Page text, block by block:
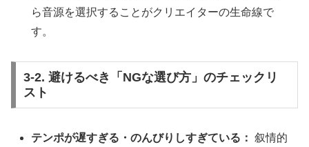
ら音源を選択することがクリエイターの生命線で
す。
3-2. 避けるべき「NGな選び方」のチェックリ
スト
テンポが遅すぎる・のんびりしすぎている： 叙情的